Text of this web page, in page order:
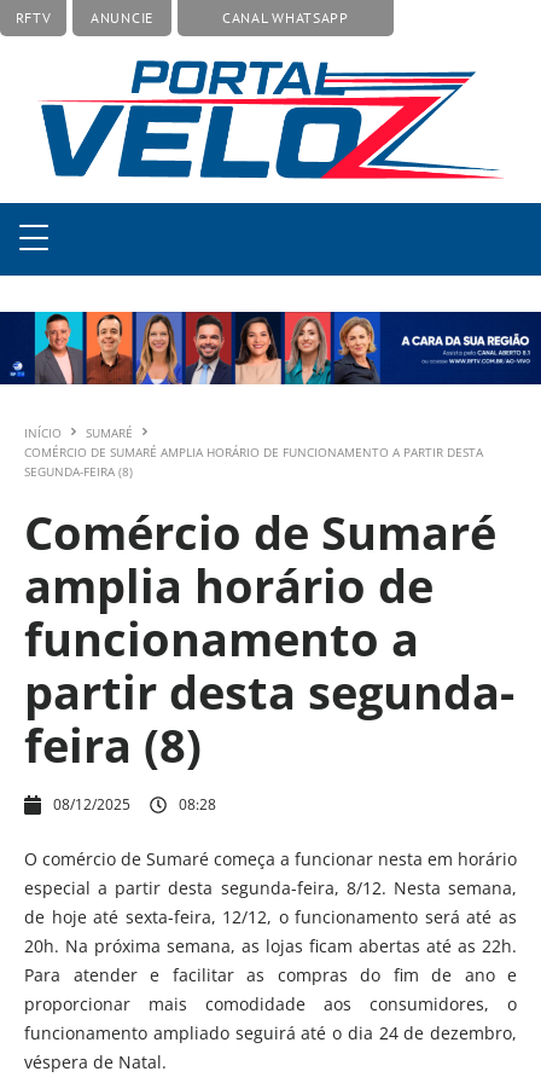
RFTV ANUNCIE CANAL WHATSAPP
INÍCIO
SUMARÉ
COMÉRCIO DE SUMARÉ AMPLIA HORÁRIO DE FUNCIONAMENTO A PARTIR DESTA
SEGUNDA-FEIRA (8)
Comércio de Sumaré
amplia horário de
funcionamento a
partir desta segunda-
feira (8)
08/12/2025 08:28
O comércio de Sumaré começa a funcionar nesta em horário
especial a partir desta segunda-feira, 8/12. Nesta semana,
de hoje até sexta-feira, 12/12, o funcionamento será até as
20h. Na próxima semana, as lojas ficam abertas até as 22h.
Para atender e facilitar as compras do fim de ano e
proporcionar mais comodidade aos consumidores, o
funcionamento ampliado seguirá até o dia 24 de dezembro,
véspera de Natal.